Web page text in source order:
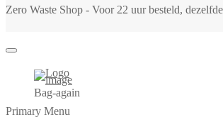
Zero Waste Shop - Voor 22 uur besteld,
Bag-again
Primary Menu